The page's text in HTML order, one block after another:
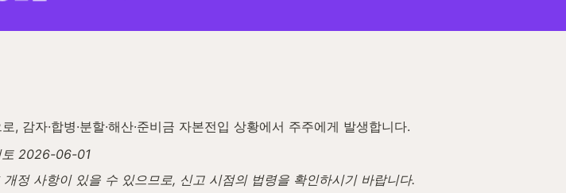
감자·합병·분할·해산·준비금 자본전입 상황에서 주주에게 발생합니다.
토 2026-06-01
정 사항이 있을 수 있으므로, 신고 시점의 법령을 확인하시기 바랍니다.